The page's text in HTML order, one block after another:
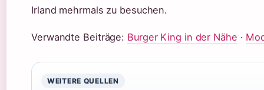
Irland mehrmals zu besuchen.
Verwandte Beiträge: Burger King in der Nähe ·
WEITERE QUELLEN